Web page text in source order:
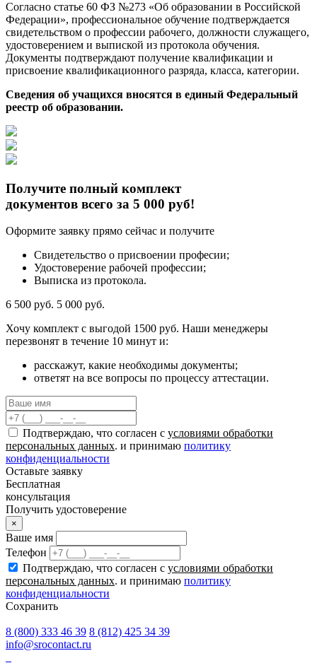
Согласно статье 60 ФЗ №273 «Об образовании в Российской
Федерации», профессиональное обучение подтверждается
свидетельством о профессии рабочего, должности служащего,
удостоверением и выпиской из протокола обучения.
Документы подтверждают получение квалификации и
присвоение квалификационного разряда, класса, категории.
Сведения об учащихся вносятся в единый Федеральный
реестр об образовании.
Получите полный комплект
документов всего за 5 000 руб!
Оформите заявку прямо сейчас и получите
Свидетельство о присвоении професии;
Удостоверение рабочей профессии;
Выписка из протокола.
6 500 руб. 5 000 руб.
Хочу комплект с выгодой 1500 руб. Наши менеджеры
перезвонят в течение 10 минут и:
расскажут, какие необходимы документы;
ответят на все вопросы по процессу аттестации.
Подтверждаю, что согласен с условиями обработки
персональных данных. и принимаю политику
конфиденциальности
Оставьте заявку
Бесплатная
консультация
Получить удостоверение
×
Ваше имя
Телефон
Подтверждаю, что согласен с условиями обработки
персональных данных. и принимаю политику
конфиденциальности
Сохранить
8 (800) 333 46 39 8 (812) 425 34 39
info@srocontact.ru